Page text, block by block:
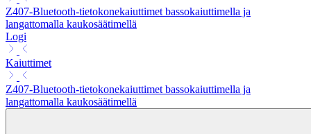
Z407-Bluetooth-tietokonekaiuttimet bassokaiuttimella ja
langattomalla kaukosäätimellä
Logi
Kaiuttimet
Z407-Bluetooth-tietokonekaiuttimet bassokaiuttimella ja
langattomalla kaukosäätimellä